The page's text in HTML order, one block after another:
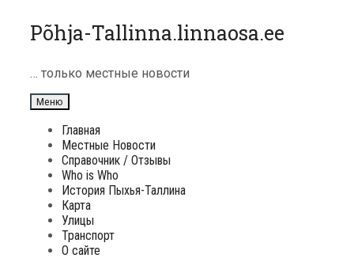
Перейти
к
Põhja-Tallinna.linnaosa.ee
… только местные новости
Меню
Главная
Местные Новости
Справочник / Отзывы
Who is Who
История Пыхья-Таллина
Карта
Улицы
Транспорт
О сайте